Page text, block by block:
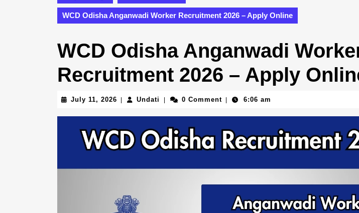
WCD Odisha Anganwadi Worker Recruitment 2026 – Apply Online
WCD Odisha Anganwadi
Recruitment 2026 – Apply
July 11, 2026 July
2026
Undati Undati0 Comment 6:06 am